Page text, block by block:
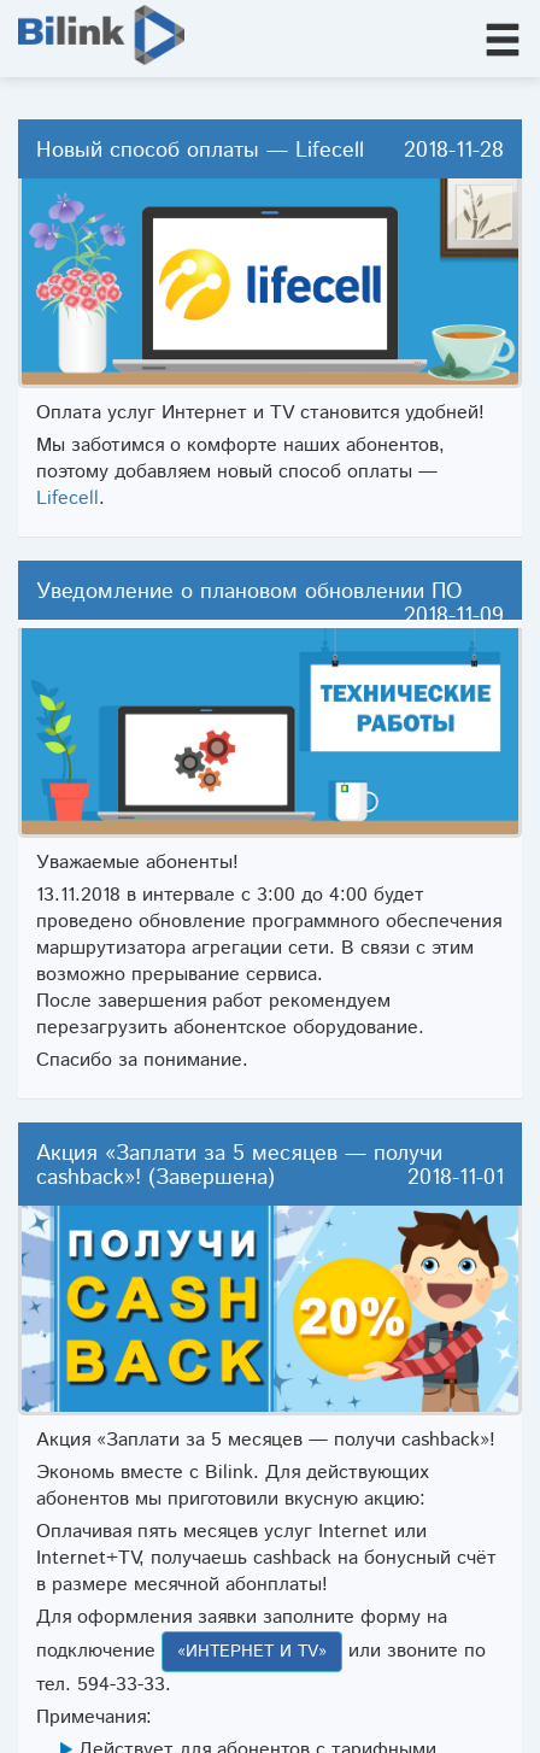
Новый способ оплаты — Lifecell 2018-11-28
Оплата услуг Интернет и ТV становится удобней!
Мы заботимся о комфорте наших абонентов,
поэтому добавляем новый способ оплаты —
Lifecell.
Уведомление о плановом обновлении ПО
2018-11-09
Уважаемые абоненты!
13.11.2018 в интервале с 3:00 до 4:00 будет
проведено обновление программного обеспечения
маршрутизатора агрегации сети. В связи с этим
возможно прерывание сервиса.
После завершения работ рекомендуем
перезагрузить абонентское оборудование.
Спасибо за понимание.
Акция «Заплати за 5 месяцев — получи
cashback»! (Завершена) 2018-11-01
Акция «Заплати за 5 месяцев — получи cashback»!
Экономь вместе с Bilink. Для действующих
абонентов мы приготовили вкусную акцию:
Оплачивая пять месяцев услуг Internet или
Internet+TV, получаешь cashback на бонусный счёт
в размере месячной абонплаты!
Для оформления заявки заполните форму на
подключение
«ИНТЕРНЕТ И TV»
или звоните по
тел. 594-33-33.
Примечания: